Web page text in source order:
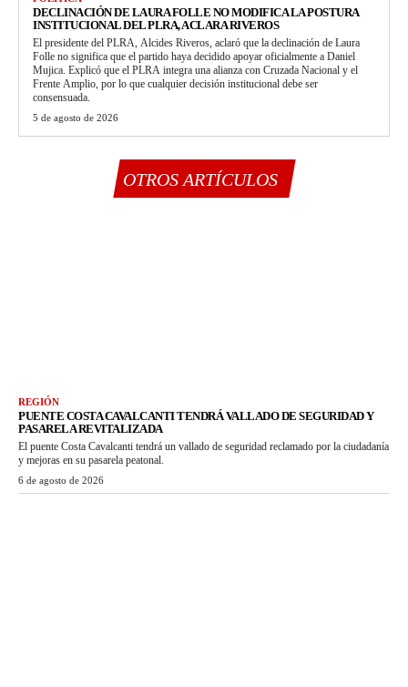
DECLINACIÓN DE LAURA FOLLE NO MODIFICA LA POSTURA
INSTITUCIONAL DEL PLRA, ACLARA RIVEROS
El presidente del PLRA, Alcides Riveros, aclaró que la declinación de Laura
Folle no significa que el partido haya decidido apoyar oficialmente a Daniel
Mujica. Explicó que el PLRA integra una alianza con Cruzada Nacional y el
Frente Amplio, por lo que cualquier decisión institucional debe ser
consensuada.
5 de agosto de 2026
OTROS ARTÍCULOS
REGIÓN
PUENTE COSTA CAVALCANTI TENDRÁ VALLADO DE SEGURIDAD Y
PASARELA REVITALIZADA
El puente Costa Cavalcanti tendrá un vallado de seguridad reclamado por la ciudadanía
y mejoras en su pasarela peatonal.
6 de agosto de 2026